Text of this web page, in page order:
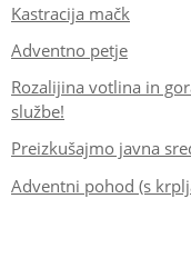
Kastracija mačk
Adventno petje
Rozalijina votlina in
službe!
Preizkušajmo javna
Adventni pohod (s